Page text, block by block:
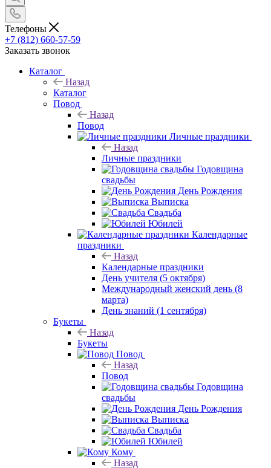
Телефоны
+7 (812) 660-57-59
Заказать звонок
Каталог
Назад
Каталог
Повод
Назад
Повод
Личные праздники
Назад
Личные праздники
Годовщина
свадьбы
День Рождения
Выписка
Свадьба
Юбилей
Календарные
праздники
Назад
Календарные праздники
День учителя (5 октября)
Международный женский день (8
марта)
День знаний (1 сентября)
Букеты
Назад
Букеты
Повод
Назад
Повод
Годовщина
свадьбы
День Рождения
Выписка
Свадьба
Юбилей
Кому
Назад